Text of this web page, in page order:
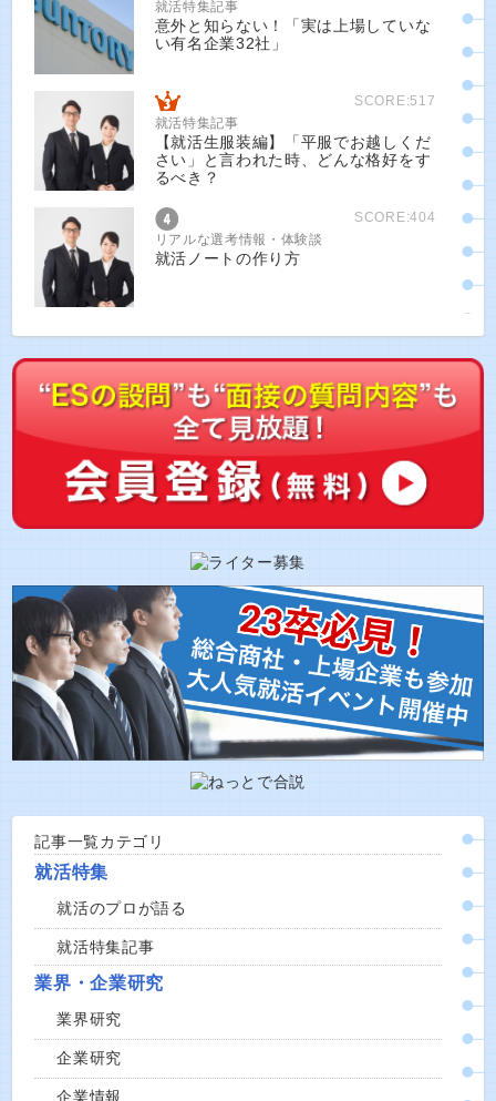
就活特集記事
意外と知らない！「実は上場していな
い有名企業32社」
SCORE:517
就活特集記事
【就活生服装編】「平服でお越しくだ
さい」と言われた時、どんな格好をす
るべき？
SCORE:404
リアルな選考情報・体験談
就活ノートの作り方
記事一覧カテゴリ
就活特集
就活のプロが語る
就活特集記事
業界・企業研究
業界研究
企業研究
企業情報